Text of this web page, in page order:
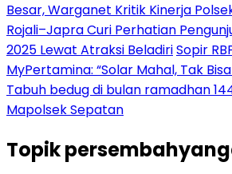
Besar, Warganet Kritik Kinerja
Rojali–Japra Curi Perhatian
2025 Lewat Atraksi BeladiriSopir
MyPertamina: “Solar Mahal, Tak
Tabuh bedug di bulan ramadhan
Mapolsek Sepatan
Topik